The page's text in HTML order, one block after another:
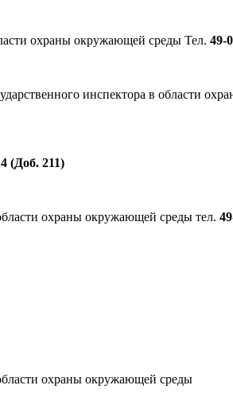
охраны окружающей среды Тел. 49-
инспектора в области
(Доб. 211)
охраны окружающей среды тел.
охраны окружающей среды